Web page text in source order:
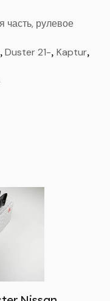
часть, рулевое
,Duster 21-, Kaptur,